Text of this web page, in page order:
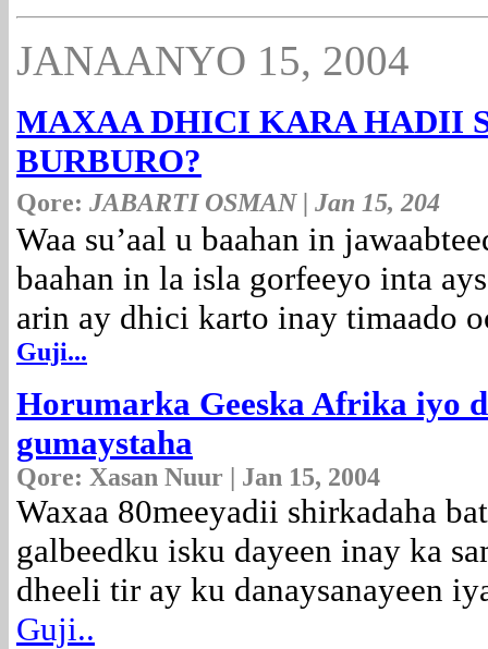
JANAANYO 15, 2004
MAXAA DHICI KARA HADII
BURBURO?
Qore: JABARTI OSMAN | Jan 15, 204
Waa su’aal u baahan in
baahan in la isla gorfeeyo inta
arin ay dhici karto inay timaado
Guji...
Horumarka Geeska Afrika iyo
gumaystaha
Qore: Xasan Nuur | Jan 15, 2004
Waxaa 80meeyadii shirkadaha
galbeedku isku dayeen inay ka
dheeli tir ay ku danaysanayeen
Guji..